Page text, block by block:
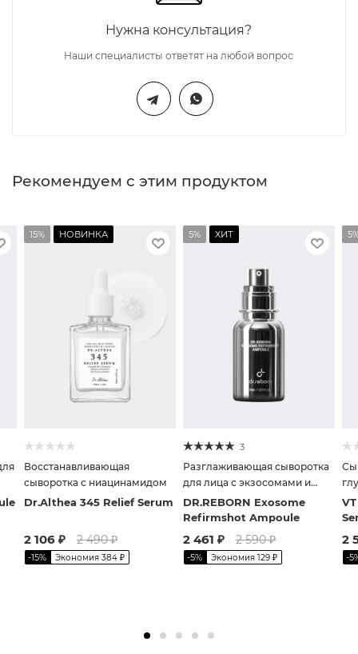
Нужна консультация?
Наши специалисты ответят на любой вопрос
Рекомендуем с этим продуктом
15% НОВИНКА
Восстанавливающая
сыворотка с ниацинамидом
Dr.Althea 345 Relief Serum
2 106 ₽ 2 490₽
-15% Экономия 384 ₽
5% ХИТ
3
Разглаживающая сыворотка
для лица с экзосомами и
спикулами
DR.REBORN Exosome
Refirmshot Ampoule
2 461 ₽ 2 590₽
-5% Экономия 129 ₽
2
-5